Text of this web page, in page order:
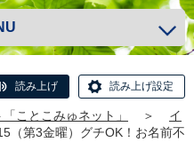
読み上げ 読み上げ設定
ことこみゅネット」 ＞
イ
（第3金曜）グチOK！お名前不